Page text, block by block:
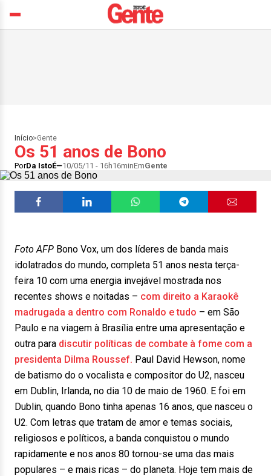
Início>Gente
Os 51 anos de Bono
PorDa IstoÉ 10/05/11 - 16h16minEmGente
Foto AFP Bono Vox, um dos líderes de banda mais
idolatrados do mundo, completa 51 anos nesta terça-
feira 10 com uma energia invejável mostrada nos
recentes shows e noitadas – com direito a Karaokê
madrugada a dentro com Ronaldo e tudo – em São
Paulo e na viagem à Brasília entre uma apresentação e
outra para discutir políticas de combate à fome com a
presidenta Dilma Roussef. Paul David Hewson, nome
de batismo do o vocalista e compositor do U2, nasceu
em Dublin, Irlanda, no dia 10 de maio de 1960. E foi em
Dublin, quando Bono tinha apenas 16 anos, que nasceu o
U2. Com letras que tratam de amor e temas sociais,
religiosos e políticos, a banda conquistou o mundo
rapidamente e nos anos 80 tornou-se uma das mais
populares – e mais ricas – do planeta. Hoje tem mais de